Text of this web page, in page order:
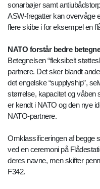
sonarbøjer samt
ASW-fregatter kan overvåge
flere skibe i for eksempel en
NATO forstår bedre
Betegnelsen “fleksibelt
partnere. Det sker blandt
det engelske “supplyship”,
størrelse, kapacitet og våben
er kendt i NATO og den nye
NATO-partnere.
Omklassificeringen af begge
ved en ceremoni på
deres navne, men skifter
F342.